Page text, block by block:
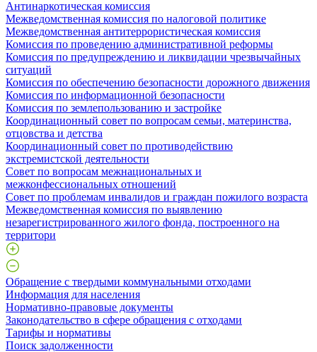
Антинаркотическая комиссия
Межведомственная комиссия по налоговой политике
Межведомственная антитеррористическая комиссия
Комиссия по проведению административной реформы
Комиссия по предупреждению и ликвидации чрезвычайных
ситуаций
Комиссия по обеспечению безопасности дорожного движения
Комиссия по информационной безопасности
Комиссия по землепользованию и застройке
Координационный совет по вопросам семьи, материнства,
отцовства и детства
Координационный совет по противодействию
экстремистской деятельности
Совет по вопросам межнациональных и
межконфессиональных отношений
Совет по проблемам инвалидов и граждан пожилого возраста
Межведомственная комиссия по выявлению
незарегистрированного жилого фонда, построенного на
территори
Обращение с твердыми коммунальными отходами
Информация для населения
Нормативно-правовые документы
Законодательство в сфере обращения с отходами
Тарифы и нормативы
Поиск задолженности